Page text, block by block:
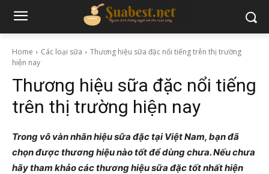
Home Các loại sữa
Thương hiệu sữa đặc nổi tiếng trên thị trường
hiện nay
Thương hiệu sữa đặc nổi tiếng
trên thị trường hiện nay
Trong vô vàn nhãn hiệu sữa đặc tại Việt Nam, bạn đã
chọn được thương hiệu nào tốt để dùng chưa. Nếu chưa
hãy tham khảo các thương hiệu sữa đặc tốt nhất hiện